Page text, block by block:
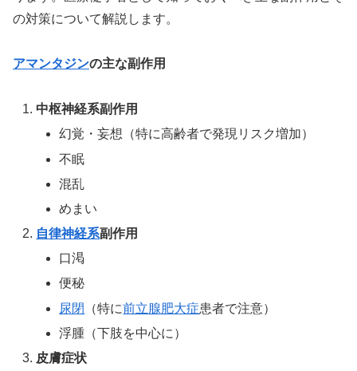
の対策について解説します。
アマンタジンの主な副作用
中枢神経系副作用
幻覚・妄想（特に高齢者で発現リスク増加）
不眠
混乱
めまい
自律神経系副作用
口渇
便秘
尿閉
（特に前立腺肥大症患者で注意）
浮腫（下肢を中心に）
皮膚症状